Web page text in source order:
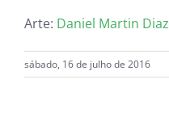
Arte: Daniel Martin Diaz
sábado, 16 de julho de 2016